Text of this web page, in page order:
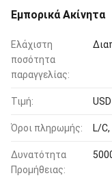
Εμπορικά Ακίνητα
Ελάχιστη
ποσότητα
παραγγελίας:
Τιμή:
Όροι πληρωμής: L/
Δυνατότητα
Προμήθειας: